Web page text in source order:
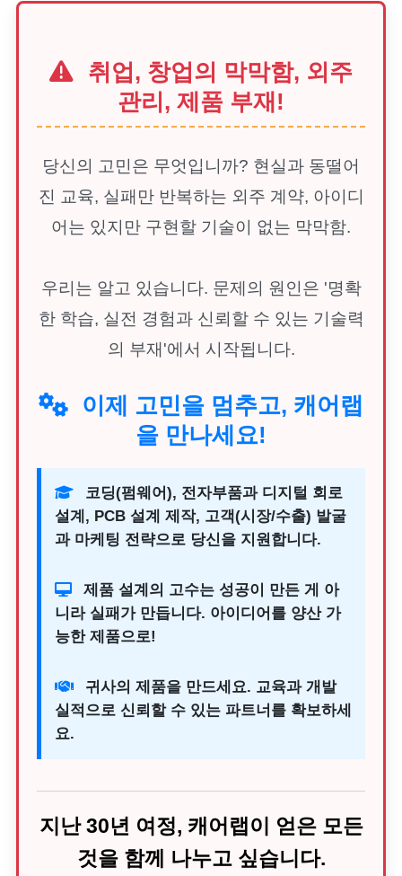
취업, 창업의 막막함, 외주
관리, 제품 부재!
당신의 고민은 무엇입니까? 현실과 동떨어
진 교육, 실패만 반복하는 외주 계약, 아이디
어는 있지만 구현할 기술이 없는 막막함.
우리는 알고 있습니다. 문제의 원인은 '명확
한 학습, 실전 경험과 신뢰할 수 있는 기술력
의 부재'에서 시작됩니다.
이제 고민을 멈추고, 캐어랩
을 만나세요!
코딩(펌웨어), 전자부품과 디지털 회로
설계, PCB 설계 제작, 고객(시장/수출) 발굴
과 마케팅 전략으로 당신을 지원합니다.
제품 설계의 고수는 성공이 만든 게 아
니라 실패가 만듭니다. 아이디어를 양산 가
능한 제품으로!
귀사의 제품을 만드세요. 교육과 개발
실적으로 신뢰할 수 있는 파트너를 확보하세
요.
지난 30년 여정, 캐어랩이 얻은 모든
것을 함께 나누고 싶습니다.